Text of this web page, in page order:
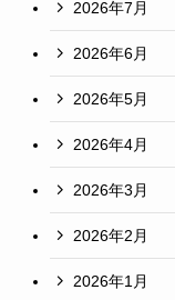
2026年7月
2026年6月
2026年5月
2026年4月
2026年3月
2026年2月
2026年1月